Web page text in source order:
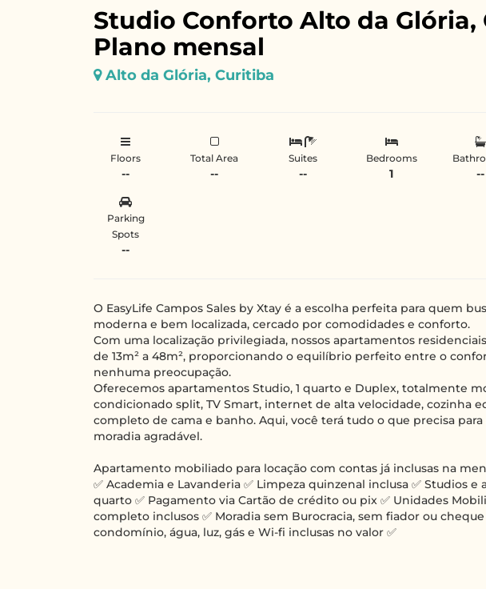
Studio Conforto Alto da Glória,
Plano mensal
Alto da Glória, Curitiba
Floors
--
Total Area
--
Suites
--
Bedrooms
1 --
Parking
Spots
--
O EasyLife Campos Sales by Xtay é a escolha perfeita para quem
moderna e bem localizada, cercado por comodidades e conforto.
Com uma localização privilegiada, nossos apartamentos
de 13m² a 48m², proporcionando o equilíbrio perfeito entre o
nenhuma preocupação.
Oferecemos apartamentos Studio, 1 quarto e Duplex, totalmente
condicionado split, TV Smart, internet de alta velocidade, cozinha
completo de cama e banho. Aqui, você terá tudo o que precisa
moradia agradável.
Apartamento mobiliado para locação com contas já inclusas na
✅ Academia e Lavanderia ✅ Limpeza quinzenal inclusa ✅ Studios e
quarto ✅ Pagamento via Cartão de crédito ou pix ✅ Unidades
completo inclusos ✅ Moradia sem Burocracia, sem fiador ou cheque
condomínio, água, luz, gás e Wi-fi inclusas no valor ✅